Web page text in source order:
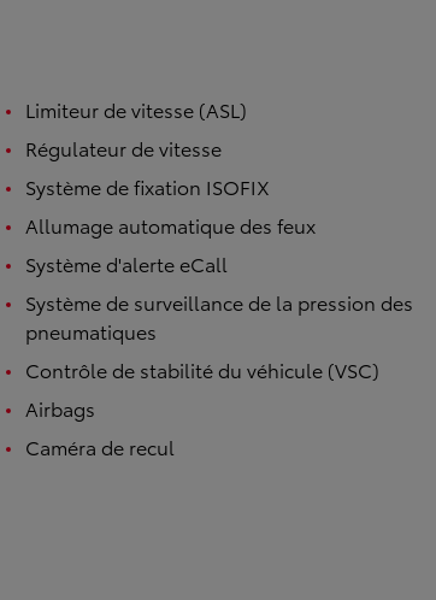
Limiteur de vitesse (ASL)
Régulateur de vitesse
Système de fixation ISOFIX
Allumage automatique des feux
Système d'alerte eCall
Système de surveillance de la pression des
pneumatiques
Contrôle de stabilité du véhicule (VSC)
Airbags
Caméra de recul